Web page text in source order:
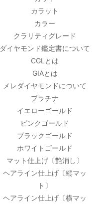
カラット
カラー
クラリティグレード
ダイヤモンド鑑定書について
CGLとは
GIAとは
メレダイヤモンドについて
プラチナ
イエローゴールド
ピンクゴールド
ブラックゴールド
ホワイトゴールド
マット仕上げ〔艶消し〕
ヘアライン仕上げ〔縦マッ
ト〕
ヘアライン仕上げ〔横マッ